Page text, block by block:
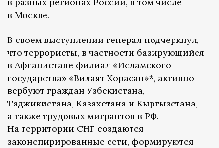
в разных регионах России, в том числе
в Москве.
В своем выступлении генерал подчеркнул,
что террористы, в частности базирующийся
в Афганистане филиал «Исламского
государства» «Вилаят Хорасан»*, активно
вербуют граждан Узбекистана,
Таджикистана, Казахстана и Кыргызстана,
а также трудовых мигрантов в РФ.
На территории СНГ создаются
законспирированные сети, формируются